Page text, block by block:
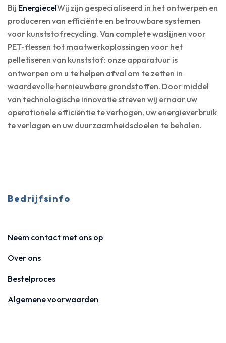
Bij EnergiecelWij zijn gespecialiseerd in het ontwerpen en
produceren van efficiënte en betrouwbare systemen
voor kunststofrecycling. Van complete waslijnen voor
PET-flessen tot maatwerkoplossingen voor het
pelletiseren van kunststof: onze apparatuur is
ontworpen om u te helpen afval om te zetten in
waardevolle hernieuwbare grondstoffen. Door middel
van technologische innovatie streven wij ernaar uw
operationele efficiëntie te verhogen, uw energieverbruik
te verlagen en uw duurzaamheidsdoelen te behalen.
Bedrijfsinfo
Neem contact met ons op
Over ons
Bestelproces
Algemene voorwaarden